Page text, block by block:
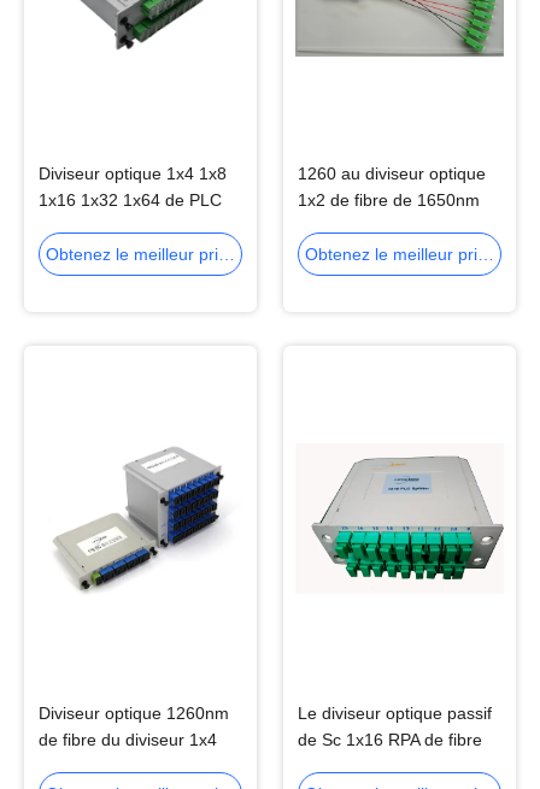
Diviseur optique 1x4 1x8
1x16 1x32 1x64 de PLC
FTTH
Obtenez le meilleur prix
1260 au diviseur optique
1x2 de fibre de 1650nm
transmission de données
Obtenez le meilleur prix
Diviseur optique 1260nm
de fibre du diviseur 1x4
Le diviseur optique passif
de Sc 1x16 RPA de fibre